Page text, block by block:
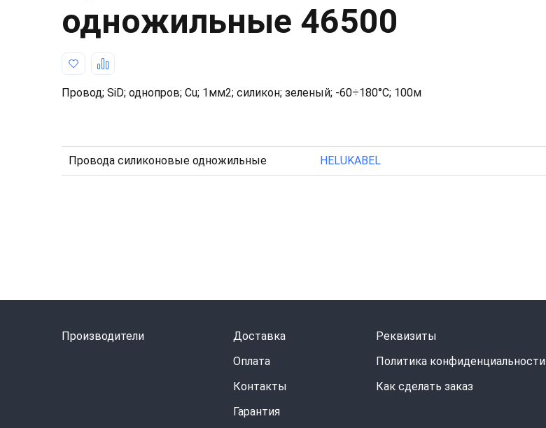
одножильные 46500
Провод; SiD; однопров; Cu; 1мм2; силикон; зеленый; -60÷180°C; 100м
Провода силиконовые одножильные HELUKABEL
Производители
Доставка
Оплата
Контакты
Гарантия
Реквизиты
Политика конфиденциальности
Как сделать заказ